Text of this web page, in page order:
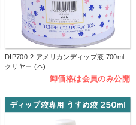
DIP700-2 アメリカンディップ液 700ml
クリヤー (本)
卸価格は会員のみ公開